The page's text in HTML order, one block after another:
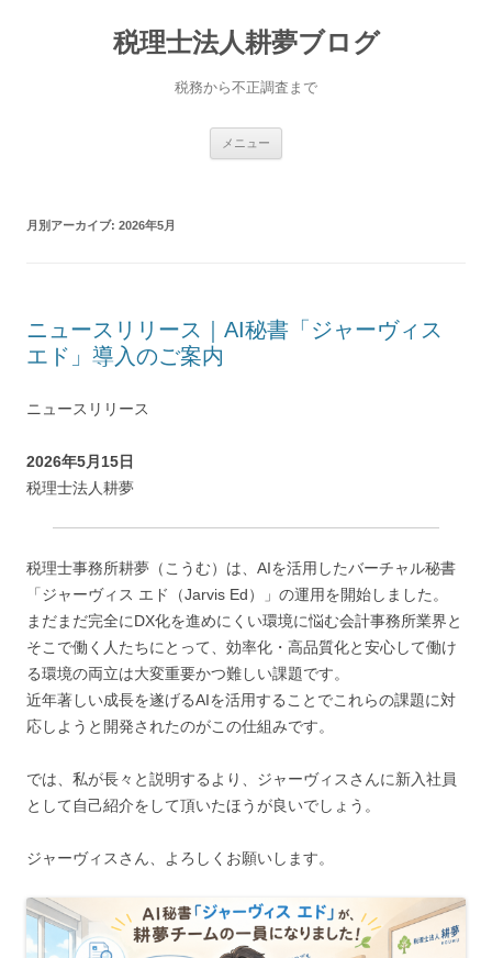
税理士法人耕夢ブログ
税務から不正調査まで
メニュー
月別アーカイブ: 2026年5月
ニュースリリース｜AI秘書「ジャーヴィス
エド」導入のご案内
ニュースリリース
2026年5月15日
税理士法人耕夢
税理士事務所耕夢（こうむ）は、AIを活用したバーチャル秘書
「ジャーヴィス エド（Jarvis Ed）」の運用を開始しました。
まだまだ完全にDX化を進めにくい環境に悩む会計事務所業界と
そこで働く人たちにとって、効率化・高品質化と安心して働け
る環境の両立は大変重要かつ難しい課題です。
近年著しい成長を遂げるAIを活用することでこれらの課題に対
応しようと開発されたのがこの仕組みです。
では、私が長々と説明するより、ジャーヴィスさんに新入社員
として自己紹介をして頂いたほうが良いでしょう。
ジャーヴィスさん、よろしくお願いします。